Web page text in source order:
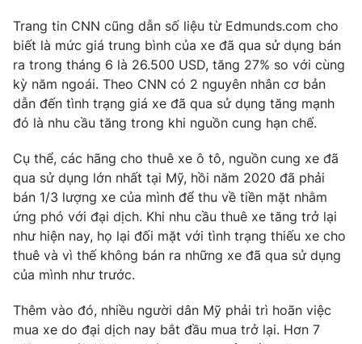
Chuyên mục khác
Emagazine Podcast
Photo Infographic
Video
VTV Money VTV Thể thao
VTV Sức khoẻ Bất động sản
VTV4 Vươn mình bằng AI
Trang tin CNN cũng dẫn số liệu từ Edmunds.com cho
biết là mức giá trung bình của xe đã qua sử dụng bán
ra trong tháng 6 là 26.500 USD, tăng 27% so với cùng
kỳ năm ngoái. Theo CNN có 2 nguyên nhân cơ bản
dẫn đến tình trạng giá xe đã qua sử dụng tăng mạnh
đó là nhu cầu tăng trong khi nguồn cung hạn chế.
Cụ thể, các hãng cho thuê xe ô tô, nguồn cung xe đã
qua sử dụng lớn nhất tại Mỹ, hồi năm 2020 đã phải
bán 1/3 lượng xe của mình để thu về tiền mặt nhằm
ứng phó với đại dịch. Khi nhu cầu thuê xe tăng trở lại
như hiện nay, họ lại đối mặt với tình trạng thiếu xe cho
thuê và vì thế không bán ra những xe đã qua sử dụng
của mình như trước.
Thêm vào đó, nhiều người dân Mỹ phải trì hoãn việc
mua xe do đại dịch nay bắt đầu mua trở lại. Hơn 7